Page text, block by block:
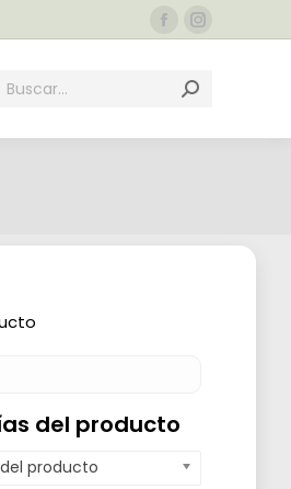
Facebook
opens
new
Instagram
opens
new
Buscar:
del producto
producto